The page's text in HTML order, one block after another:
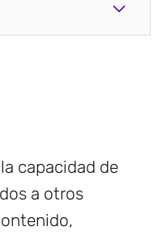
capacidad de
a otros